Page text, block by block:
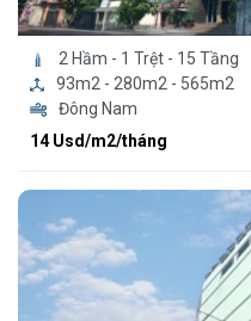
2 Hầm - 1 Trệt - 15 Tầng
93m2 - 280m2 - 565m2
Đông Nam
14 Usd/m2/tháng